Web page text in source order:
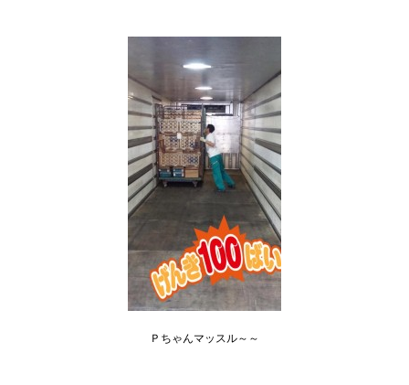
Ｐちゃんマッスル～～